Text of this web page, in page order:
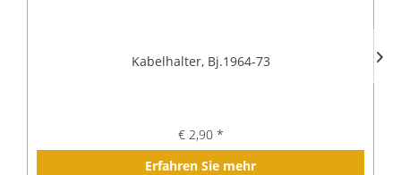
Kabelhalter, Bj.1964-73
€ 2,90 *
Erfahren Sie mehr